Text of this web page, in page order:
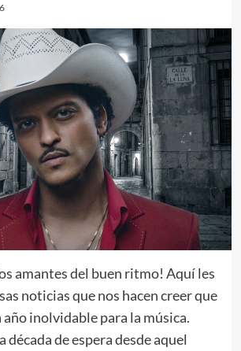
amantes del buen ritmo! Aquí les
noticias que nos hacen creer que
año inolvidable para la música.
década de espera desde aquel